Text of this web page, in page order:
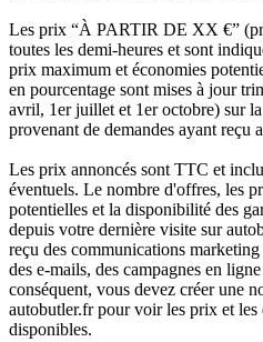
Les prix “À PARTIR DE XX €”
toutes les demi-heures et sont
prix maximum et économies
en pourcentage sont mises à jour
avril, 1er juillet et 1er octobre) sur
provenant de demandes ayant reçu
Les prix annoncés sont TTC et
éventuels. Le nombre d'offres, les
potentielles et la disponibilité des
depuis votre dernière visite sur
reçu des communications
des e-mails, des campagnes en
conséquent, vous devez créer une
autobutler.fr pour voir les prix et les
disponibles.